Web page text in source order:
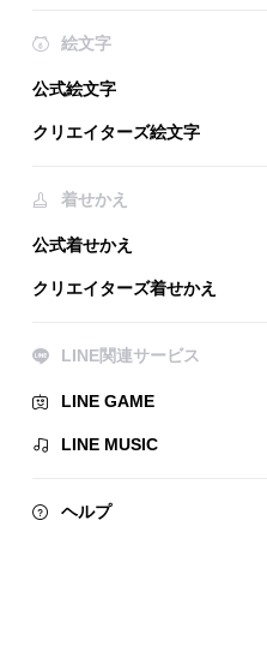
絵文字
公式絵文字
クリエイターズ絵文字
着せかえ
公式着せかえ
クリエイターズ着せかえ
LINE関連サービス
LINE GAME
LINE MUSIC
ヘルプ